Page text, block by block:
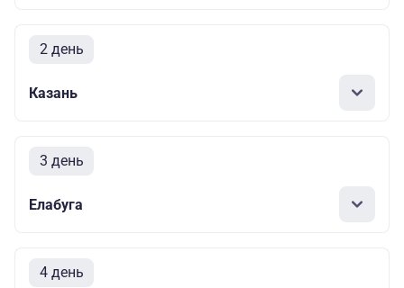
2 день
Казань
3 день
Елабуга
4 день